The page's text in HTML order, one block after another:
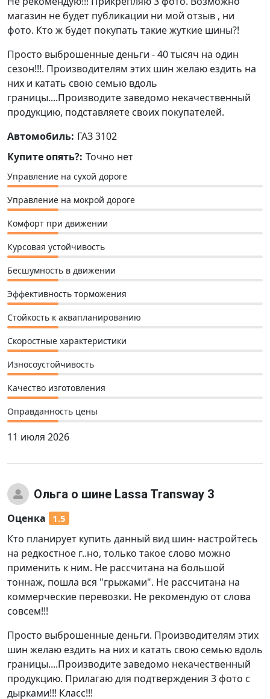
магазин не будет публикации ни мой отзыв , ни
фото. Кто ж будет покупать такие жуткие шины?!
Просто выброшенные деньги - 40 тысяч на один
сезон!!!. Производителям этих шин желаю ездить на
них и катать свою семью вдоль
границы....Производите заведомо некачественный
продукцию, подставляете своих покупателей.
Автомобиль: ГАЗ 3102
Купите опять?: Точно нет
Управление на сухой дороге
Управление на мокрой дороге
Комфорт при движении
Курсовая устойчивость
Бесшумность в движении
Эффективность торможения
Стойкость к аквапланированию
Скоростные характеристики
Износоустойчивость
Качество изготовления
Оправданность цены
11 июля 2026
Ольга о шине Lassa Transway 3
Оценка 1.5
Кто планирует купить данный вид шин- настройтесь
на редкостное г..но, только такое слово можно
применить к ним. Не рассчитана на большой
тоннаж, пошла вся "грыжами". Не рассчитана на
коммерческие перевозки. Не рекомендую от слова
совсем!!!
Просто выброшенные деньги. Производителям этих
шин желаю ездить на них и катать свою семью вдоль
границы....Производите заведомо некачественный
продукцию. Прилагаю для подтверждения 3 фото с
дырками!!! Класс!!!